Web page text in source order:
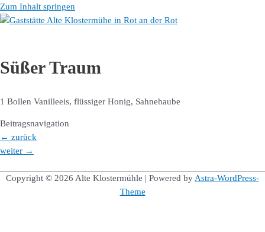
Zum Inhalt springen
Süßer Traum
1 Bollen Vanilleeis, flüssiger Honig, Sahnehaube
Beitragsnavigation
← zurück
weiter →
Copyright © 2026 Alte Klostermühle | Powered by Astra-WordPress-
Theme